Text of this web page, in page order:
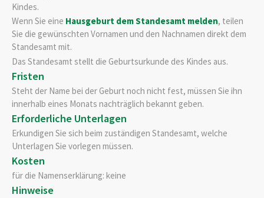
Kindes.
Wenn Sie eine Hausgeburt dem Standesamt melden, teilen
Sie die gewünschten Vornamen und den Nachnamen direkt dem
Standesamt mit.
Das Standesamt stellt die Geburtsurkunde des Kindes aus.
Fristen
Steht der Name bei der Geburt noch nicht fest, müssen Sie ihn
innerhalb eines Monats nachträglich bekannt geben.
Erforderliche Unterlagen
Erkundigen Sie sich beim zuständigen Standesamt, welche
Unterlagen Sie vorlegen müssen.
Kosten
für die Namenserklärung: keine
Hinweise